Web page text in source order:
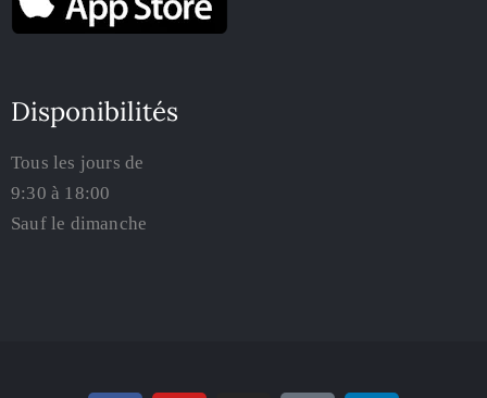
Disponibilités
Tous les jours de
9:30 à 18:00
Sauf le dimanche